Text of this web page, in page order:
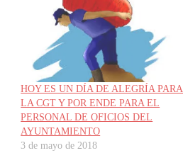
HOY ES UN DÍA DE ALEGRÍA PARA
LA CGT Y POR ENDE PARA EL
PERSONAL DE OFICIOS DEL
AYUNTAMIENTO
3 de mayo de 2018